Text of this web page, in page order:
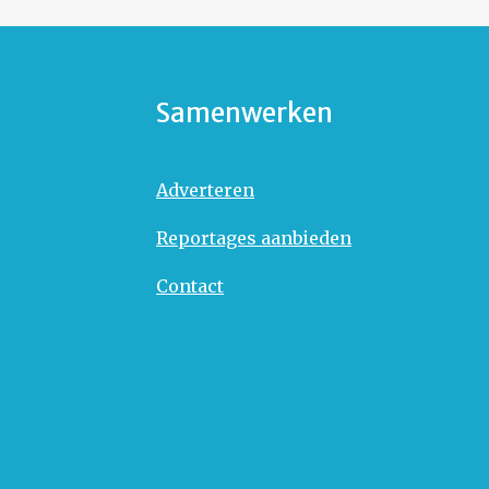
Samenwerken
Adverteren
Reportages aanbieden
Contact